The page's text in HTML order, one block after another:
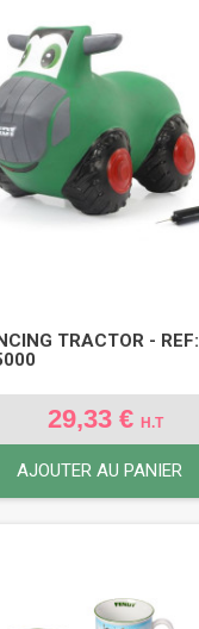
TRACTOR - REF:
29,33 € H.T
AJOUTER AU PANIER